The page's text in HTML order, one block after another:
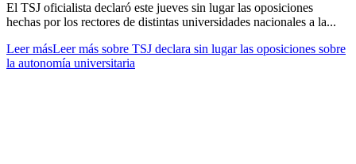
El TSJ oficialista declaró este jueves sin lugar las oposiciones
hechas por los rectores de distintas universidades nacionales a la...
Leer másLeer más sobre TSJ declara sin lugar las oposiciones sobre
la autonomía universitaria